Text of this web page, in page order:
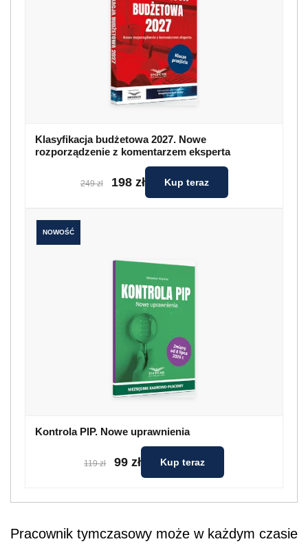
Klasyfikacja budżetowa 2027. Nowe
rozporządzenie z komentarzem eksperta
249 zł 198 zł Kup teraz
NOWOŚĆ
Kontrola PIP. Nowe uprawnienia
119 zł 99 zł Kup teraz
Pracownik tymczasowy może w każdym czasie